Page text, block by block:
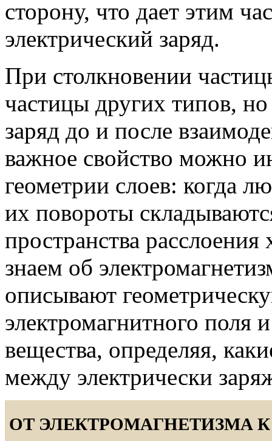
сторону, что дает этим
электрический заряд.
При столкновении
частицы других типов,
заряд до и после
важное свойство можно
геометрии слоев: когда
их повороты
пространства
знаем об
описывают
электромагнитного поля
вещества, определяя,
между электрически
ОТ ЭЛЕКТРОМАГНЕТИЗМА